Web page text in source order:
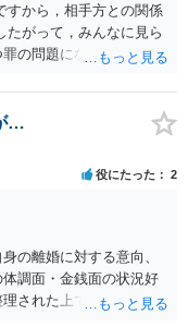
すから，相手方との関係
たがって，みんなに見ら
の問題にならないかの
か否かで判断されま
行っており，不特定又は
，公然性はないと思いま
すが，本件では，通過
態をなくしている）の
故意が認められること
該当しませんから，捜
絡がくることもないで
ことは，服を着たりする
受けることさえありま
ありません。 【質問３】
…
役にたった 2
の離婚に対する意向、
調面・金銭面の状況好
された上で、書面とし